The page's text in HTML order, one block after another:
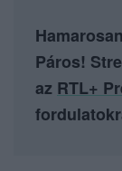
Páros!
az RTL+